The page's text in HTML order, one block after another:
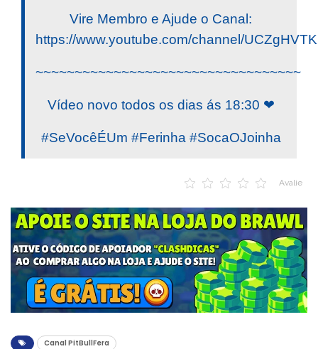
Vire Membro e Ajude o Canal:
https://www.youtube.com/channel/
~~~~~~~~~~~~~~~~~~~~~~~~~~~~~~~~~~
Vídeo novo todos os dias ás 18:30 ❤
#SeVocêÉUm #Ferinha #SocaOJoinha
Avalie
Canal PitBullFera